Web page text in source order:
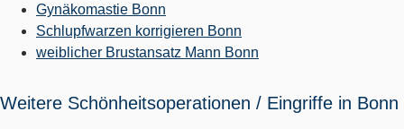
Gynäkomastie Bonn
Schlupfwarzen korrigieren Bonn
weiblicher Brustansatz Mann Bonn
Weitere Schönheitsoperationen / Eingriffe in Bonn